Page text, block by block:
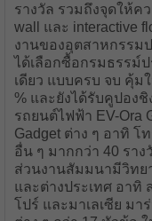
รางวัล รวมถึงจุดให้ค
wall และ interactive
งานของอุตสาหกรรม
ได้เลือกซื้อกรมธรรม์
เดียว แบบครบ จบ คุ้ม
% และยังได้รับคูปอง
รถยนต์ไฟฟ้า EV-Ora
Gadget ต่าง ๆ อาทิ โ
อื่น ๆ มากกว่า 40 รา
ส่วนงานสัมมนามีวิทย
และต่างประเทศ อาทิ
โปร์ และมาเลเซีย ม